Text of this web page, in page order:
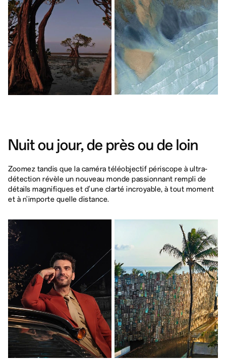
Nuit ou jour, de près ou de loin
Zoomez tandis que la caméra téléobjectif périscope à ultra-
détection révèle un nouveau monde passionnant rempli de
détails magnifiques et d'une clarté incroyable, à tout moment
et à n'importe quelle distance.